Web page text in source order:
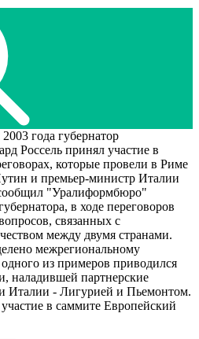
года губернатор
Россель принял участие в
которые провели в Риме
и премьер-министр Италии
"Уралиформбюро"
в ходе переговоров
связанных с
между двумя странами.
межрегиональному
одного из примеров приводился
наладившей партнерские
Италии - Лигурией и Пьемонтом.
в саммите Европейский